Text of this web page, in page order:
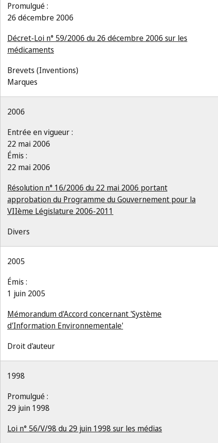
Promulgué :
26 décembre 2006
Décret-Loi n° 59/2006 du 26 décembre 2006 sur les
médicaments
Brevets (Inventions)
Marques
2006
Entrée en vigueur :
22 mai 2006
Émis :
22 mai 2006
Résolution n° 16/2006 du 22 mai 2006 portant
approbation du Programme du Gouvernement pour la
VIIème Législature 2006-2011
Divers
2005
Émis :
1 juin 2005
Mémorandum d'Accord concernant 'Système
d'Information Environnementale'
Droit d'auteur
1998
Promulgué :
29 juin 1998
Loi n° 56/V/98 du 29 juin 1998 sur les médias